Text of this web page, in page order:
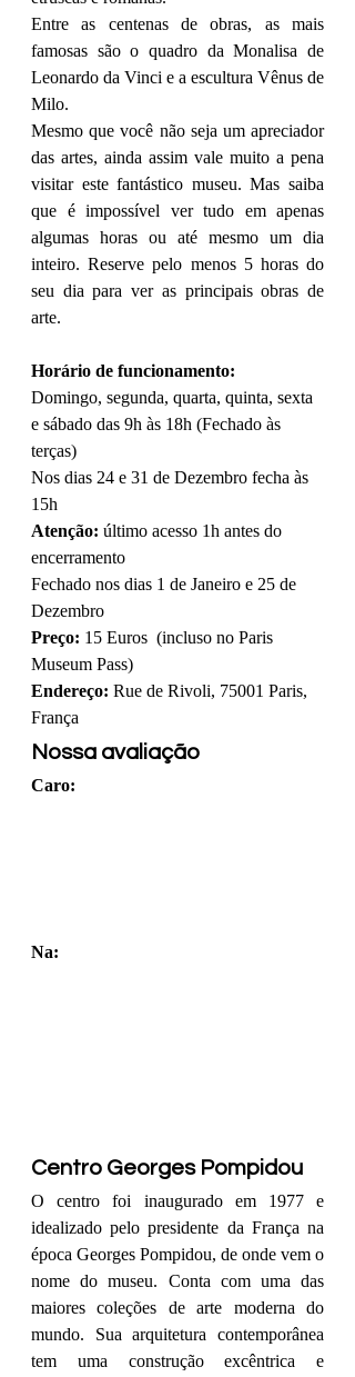
Entre as centenas de obras, as mais
famosas são o quadro da Monalisa de
Leonardo da Vinci e a escultura Vênus de
Milo.
Mesmo que você não seja um apreciador
das artes, ainda assim vale muito a pena
visitar este fantástico museu. Mas saiba
que é impossível ver tudo em apenas
algumas horas ou até mesmo um dia
inteiro. Reserve pelo menos 5 horas do
seu dia para ver as principais obras de
arte.
Horário de funcionamento:
Domingo, segunda, quarta, quinta, sexta
e sábado das 9h às 18h (Fechado às
terças)
Nos dias 24 e 31 de Dezembro fecha às
15h
Atenção: último acesso 1h antes do
encerramento
Fechado nos dias 1 de Janeiro e 25 de
Dezembro
Preço: 15 Euros  (incluso no Paris
Museum Pass)
Endereço: Rue de Rivoli, 75001 Paris,
França
Nossa avaliação
Caro:
Na:
Centro Georges Pompidou
O centro foi inaugurado em 1977 e
idealizado pelo presidente da França na
época Georges Pompidou, de onde vem o
nome do museu. Conta com uma das
maiores coleções de arte moderna do
mundo. Sua arquitetura contemporânea
tem uma construção excêntrica e